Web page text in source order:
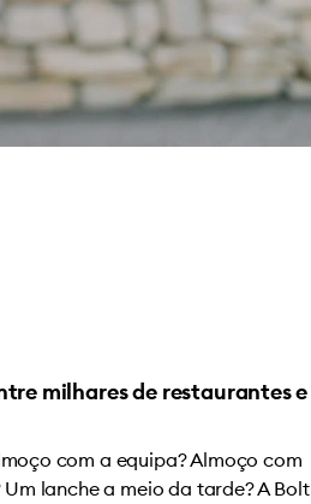
milhares de restaurantes e
com a equipa? Almoço com
Um lanche a meio da tarde? A Bolt